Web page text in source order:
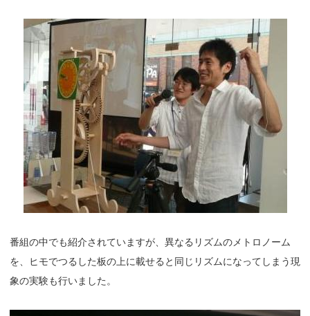
番組の中でも紹介されていますが、異なるリズムのメトロノーム
を、ヒモでつるした板の上に載せると同じリズムになってしまう現
象の実験も行いました。